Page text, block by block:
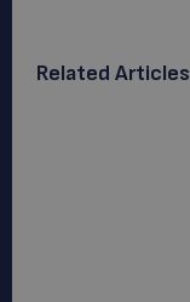
Related Articles